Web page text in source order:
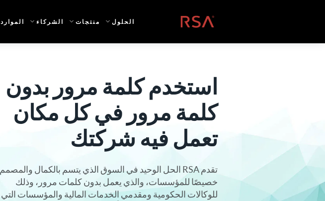
الصفحة الرئيسية الحلول منتجات الشركاء الموارد
استخدم كلمة مرور بدون
كلمة مرور في كل مكان
تعمل فيه شركتك
تقدم RSA الحل الوحيد في السوق الذي يتسم بالكمال والمصمم
خصيصًا للمؤسسات، والذي يعمل بدون كلمات مرور، وذلك
للوكالات الحكومية ومقدمي الخدمات المالية والمؤسسات التي